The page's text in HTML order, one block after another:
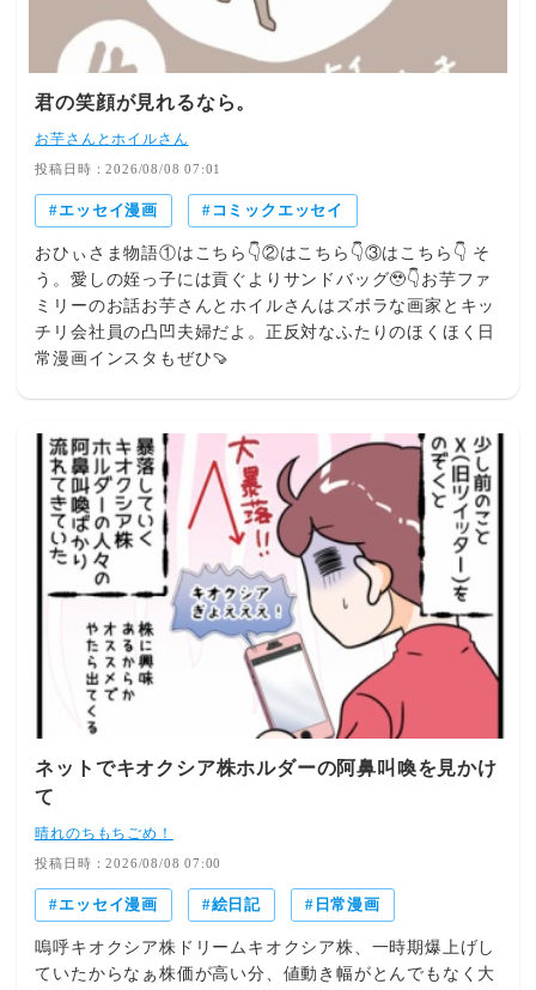
君の笑顔が見れるなら。
お芋さんとホイルさん
投稿日時：2026/08/08 07:01
エッセイ漫画 コミックエッセイ
おひぃさま物語①はこちら👇②はこちら👇③はこちら👇 そ
う。愛しの姪っ子には貢ぐよりサンドバッグ🥹👇お芋ファ
ミリーのお話お芋さんとホイルさんはズボラな画家とキッ
チリ会社員の凸凹夫婦だよ。正反対なふたりのほくほく日
常漫画インスタもぜひ🍠
ネットでキオクシア株ホルダーの阿鼻叫喚を見かけ
て
晴れのちもちごめ！
投稿日時：2026/08/08 07:00
エッセイ漫画 絵日記 日常漫画
嗚呼キオクシア株ドリームキオクシア株、一時期爆上げし
ていたからなぁ株価が高い分、値動き幅がとんでもなく大